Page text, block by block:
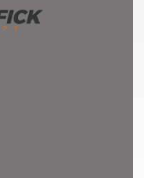
(para diminuir) no seu